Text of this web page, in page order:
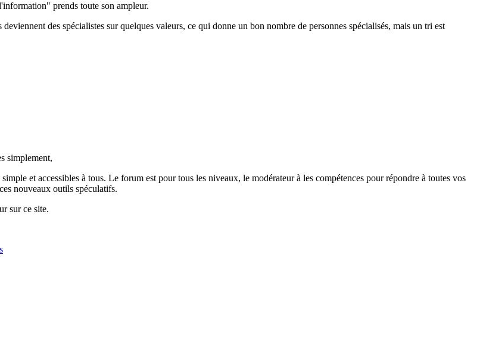
prends toute son ampleur.
des spécialistes sur quelques valeurs, ce qui donne un bon nombre de personnes spécialisés, mais un tri est
simplement,
et accessibles à tous. Le forum est pour tous les niveaux, le modérateur à les compétences pour répondre à toutes vos
nouveaux outils spéculatifs.
sur ce site.